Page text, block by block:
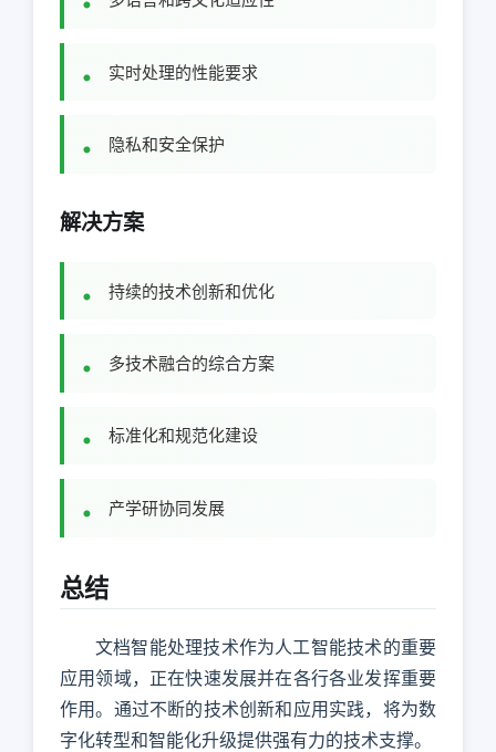
实时处理的性能要求
隐私和安全保护
解决方案
持续的技术创新和优化
多技术融合的综合方案
标准化和规范化建设
产学研协同发展
总结
文档智能处理技术作为人工智能技术的重要
应用领域，正在快速发展并在各行各业发挥重要
作用。通过不断的技术创新和应用实践，将为数
字化转型和智能化升级提供强有力的技术支撑。